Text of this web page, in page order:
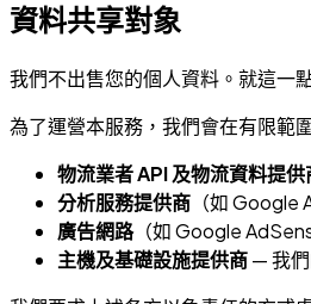
資料共享對象
我們不出售您的個人資料。就這一
為了運營本服務，我們會在有限範
物流業者 API 及物流資料提供
分析服務提供商 （如
廣告網路（如 Google
主機及基礎設施提供商— 我